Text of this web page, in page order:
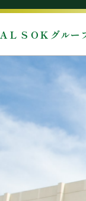
ＡＬＳＯＫグルー